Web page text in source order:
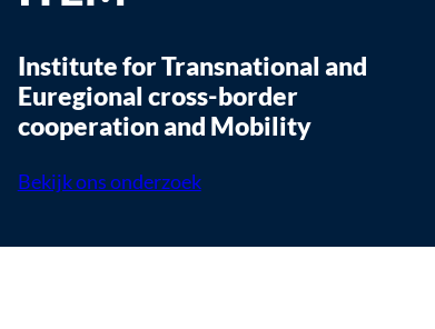
Institute for Transnational and
Euregional cross-border
cooperation and Mobility
Bekijk ons onderzoek